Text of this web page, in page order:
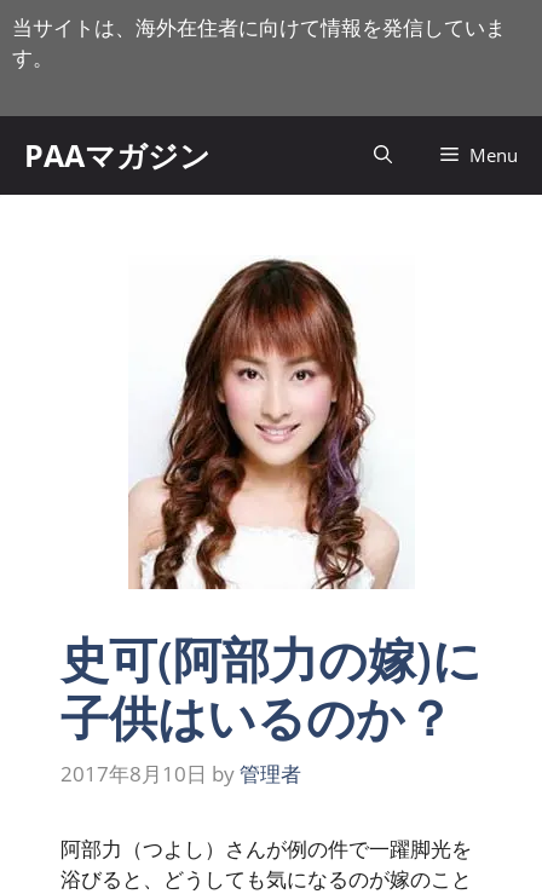
コ
ン
テ
ス
当サイトは、海外在住者に向けて情報を発信していま
す。
PAAマガジン Menu
史可(阿部力の嫁)に
子供はいるのか？
2017年8月10日 by管理者
阿部力（つよし）さんが例の件で一躍脚光を
浴びると、どうしても気になるのが嫁のこと